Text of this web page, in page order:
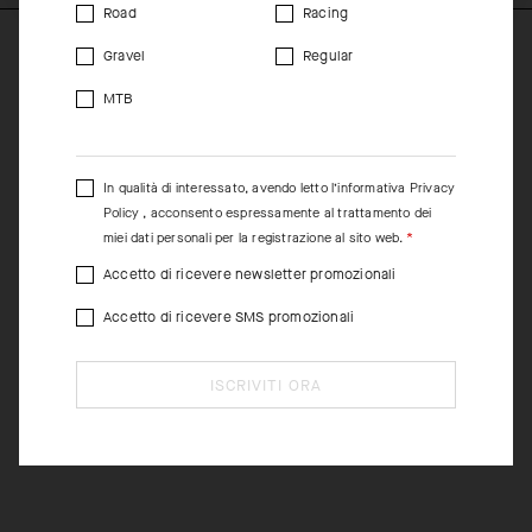
Road
Gravel
MTB
Racing
Regular
In qualità di interessato, avendo letto l’informativa Privacy
Policy , acconsento espressamente al trattamento dei
miei dati personali per la registrazione al sito web.
Accetto di ricevere newsletter promozionali
Accetto di ricevere SMS promozionali
ISCRIVITI ORA